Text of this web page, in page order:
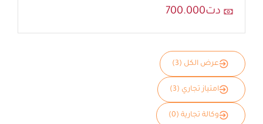
دت700.000
عرض الكل (3)
امتياز تجاري (3)
وكالة تجارية (0)